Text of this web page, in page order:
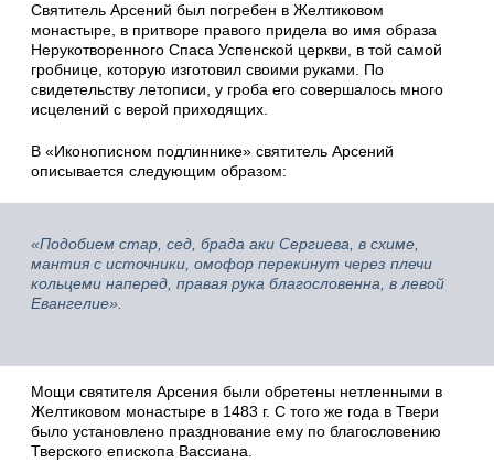
Святитель Арсений был погребен в Желтиковом
монастыре, в притворе пра­вого придела во имя образа
Нерукотворенного Спаса Успенской церкви, в той самой
гробнице, которую изготовил своими руками. По
свидетельству летописи, у гроба его совершалось много
исцелений с верой приходящих.
В «Иконописном подлиннике» святитель Арсений
описывается следующим образом:
«Подобием стар, сед, брада аки Сергиева, в схиме,
мантия с источники, омофор перекинут через плечи
кольцеми наперед, правая рука благословенна, в левой
Евангелие».
Мощи святителя Арсения были обретены нетленными в
Желтиковом монас­тыре в 1483 г. С того же года в Твери
было установлено празднование ему по бла­гословению
Тверского епископа Вассиана.